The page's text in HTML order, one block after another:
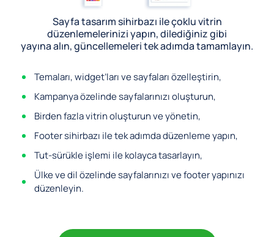
Sayfa tasarım sihirbazı ile çoklu vitrin
düzenlemelerinizi yapın, dilediğiniz gibi
yayına alın, güncellemeleri tek adımda tamamlayın.
Temaları, widget’ları ve sayfaları özelleştirin,
Kampanya özelinde sayfalarınızı oluşturun,
Birden fazla vitrin oluşturun ve yönetin,
Footer sihirbazı ile tek adımda düzenleme yapın,
Tut-sürükle işlemi ile kolayca tasarlayın,
Ülke ve dil özelinde sayfalarınızı ve footer yapınızı
düzenleyin.